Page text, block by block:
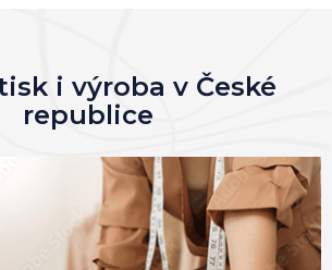
i výroba v České
republice